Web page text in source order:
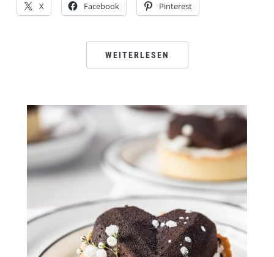
X Facebook Pinterest
WEITERLESEN